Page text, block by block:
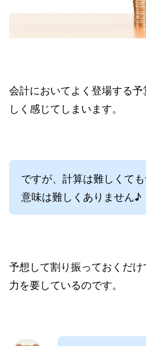
会計においてよく登場する
しく感じてしまいます。
ですが、計算は難しくて
意味は難しくありません♪
予想して割り振っておくだ
力を要しているのです。